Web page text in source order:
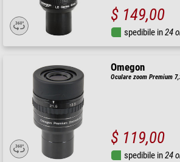
$ 149,00
spedibile in24
Omegon
Oculare zoom Premium
$ 119,00
spedibile in24